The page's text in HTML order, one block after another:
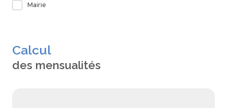
Mairie
Calcul
des mensualités